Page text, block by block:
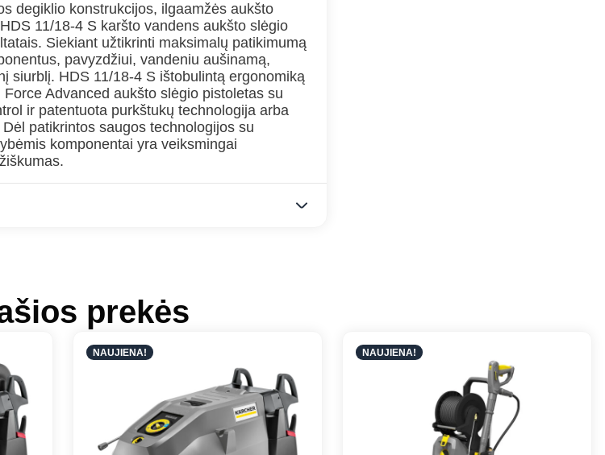
degiklio konstrukcijos, ilgaamžės aukšto
11/18-4 S karšto vandens aukšto slėgio
Siekiant užtikrinti maksimalų patikimumą
pavyzdžiui, vandeniu aušinamą,
siurblį. HDS 11/18-4 S ištobulintą ergonomiką
Advanced aukšto slėgio pistoletas su
ir patentuota purkštukų technologija arba
patikrintos saugos technologijos su
komponentai yra veiksmingai
prekės
NAUJIENA! NAUJIENA!